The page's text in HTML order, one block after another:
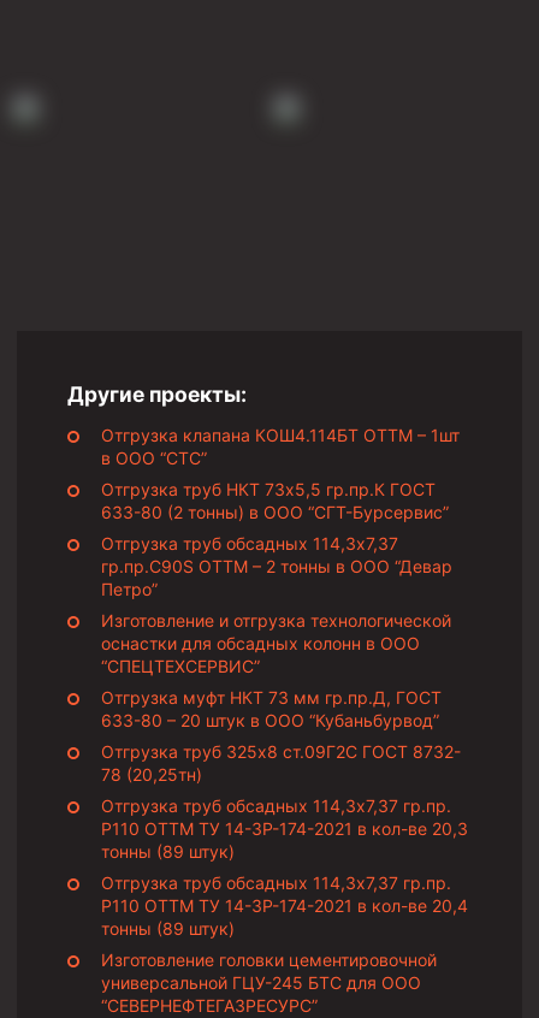
Муфта ОТТМ 178
Муфта ОТТМ 168
Муфта ОТТМ 114
Муфта ОТТГ 168
Муфта ОТТГ 146
Муфта ОТТГ 127
Муфта ОТТГ 114
Буровое оборудование
Фонтанная и запорная арматура
Оборудование для трубопроводов и манифольдов
высокого давления
Задвижки буровые
Буровые насосы
Противовыбросовое оборудование
Системы верхнего привода (СВП)
Элеваторы трубные
Другие проекты:
Отгрузка клапана КОШ4.114БТ ОТТМ – 1шт
в ООО “СТС”
Отгрузка труб НКТ 73х5,5 гр.пр.К ГОСТ
633-80 (2 тонны) в ООО “СГТ-Бурсервис”
Отгрузка труб обсадных 114,3х7,37
гр.пр.C90S ОТТМ – 2 тонны в ООО “Девар
Петро”
Изготовление и отгрузка технологической
оснастки для обсадных колонн в ООО
“СПЕЦТЕХСЕРВИС”
Отгрузка муфт НКТ 73 мм гр.пр.Д, ГОСТ
633-80 – 20 штук в ООО “Кубаньбурвод”
Отгрузка труб 325х8 ст.09Г2С ГОСТ 8732-
78 (20,25тн)
Отгрузка труб обсадных 114,3х7,37 гр.пр.
Р110 ОТТМ ТУ 14-3Р-174-2021 в кол-ве 20,3
тонны (89 штук)
Отгрузка труб обсадных 114,3х7,37 гр.пр.
Р110 ОТТМ ТУ 14-3Р-174-2021 в кол-ве 20,4
тонны (89 штук)
Изготовление головки цементировочной
универсальной ГЦУ-245 БТС для ООО
“СЕВЕРНЕФТЕГАЗРЕСУРС”